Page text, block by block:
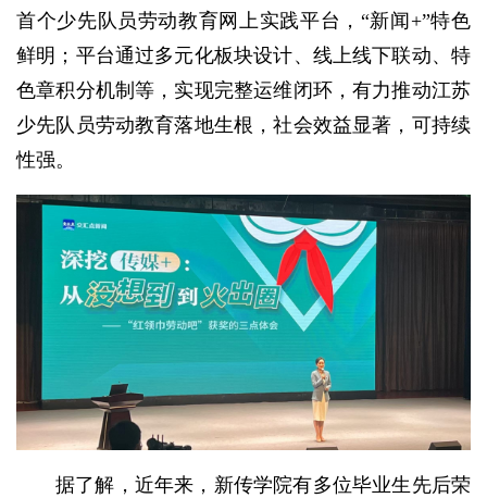
首个少先队员劳动教育网上实践平台，“新闻+”特色
鲜明；平台通过多元化板块设计、线上线下联动、特
色章积分机制等，实现完整运维闭环，有力推动江苏
少先队员劳动教育落地生根，社会效益显著，可持续
性强。
据了解，近年来，新传学院有多位毕业生先后荣